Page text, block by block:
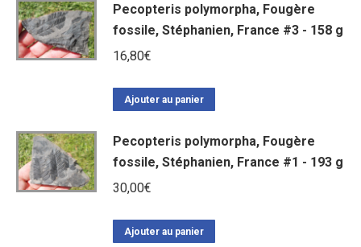
Pecopteris polymorpha, Fougère
fossile, Stéphanien, France #3 - 158 g
16,80€
Ajouter au panier
Pecopteris polymorpha, Fougère
fossile, Stéphanien, France #1 - 193 g
30,00€
Ajouter au panier